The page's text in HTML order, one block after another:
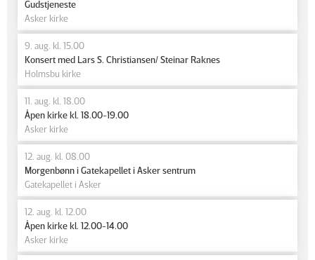
Gudstjeneste
Asker kirke
9. aug. kl. 15.00
Konsert med Lars S. Christiansen/ Steinar Raknes
Holmsbu kirke
11. aug. kl. 18.00
Åpen kirke kl. 18.00-19.00
Asker kirke
12. aug. kl. 08.00
Morgenbønn i Gatekapellet i Asker sentrum
Gatekapellet i Asker
12. aug. kl. 12.00
Åpen kirke kl. 12.00-14.00
Asker kirke